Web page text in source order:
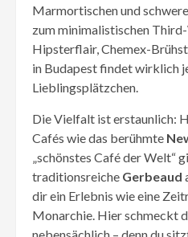
Marmortischen und
zum minimalistischen
Hipsterflair, Chemex-
in Budapest findet wirklich
Lieblingsplätzchen.
Die Vielfalt ist erstaunlich:
Cafés wie das berühmte
„schönstes Café der Welt“
traditionsreiche Gerbeaud
dir ein Erlebnis wie eine
Monarchie. Hier schmeckt